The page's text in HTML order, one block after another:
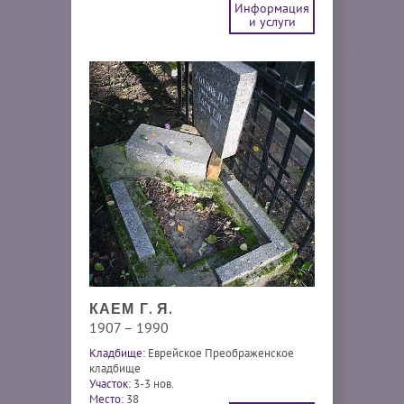
Информация
и услуги
КАЕМ Г. Я.
1907 – 1990
Кладбище: Еврейское Преображенское
кладбище
Участок: 3-3 нов.
Место: 38